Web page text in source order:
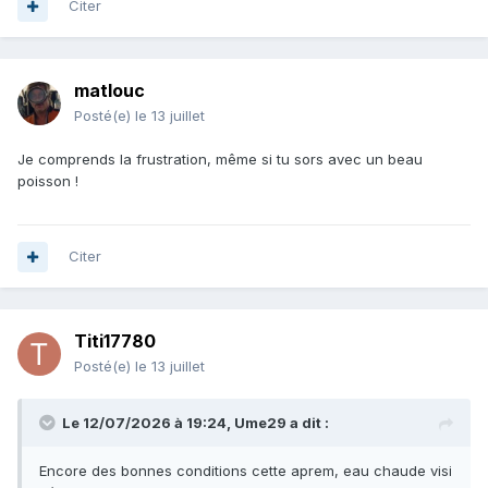
Citer
matlouc
Posté(e) le 13 juillet
Je comprends la frustration, même si tu sors avec un beau
poisson !
Citer
Titi17780
Posté(e) le 13 juillet
Le 12/07/2026 à 19:24, Ume29 a dit :
Encore des bonnes conditions cette aprem, eau chaude visi